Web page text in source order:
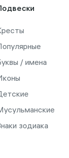
/ имена
зодиака